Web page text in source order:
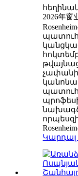
2026年窗
Կարդալ